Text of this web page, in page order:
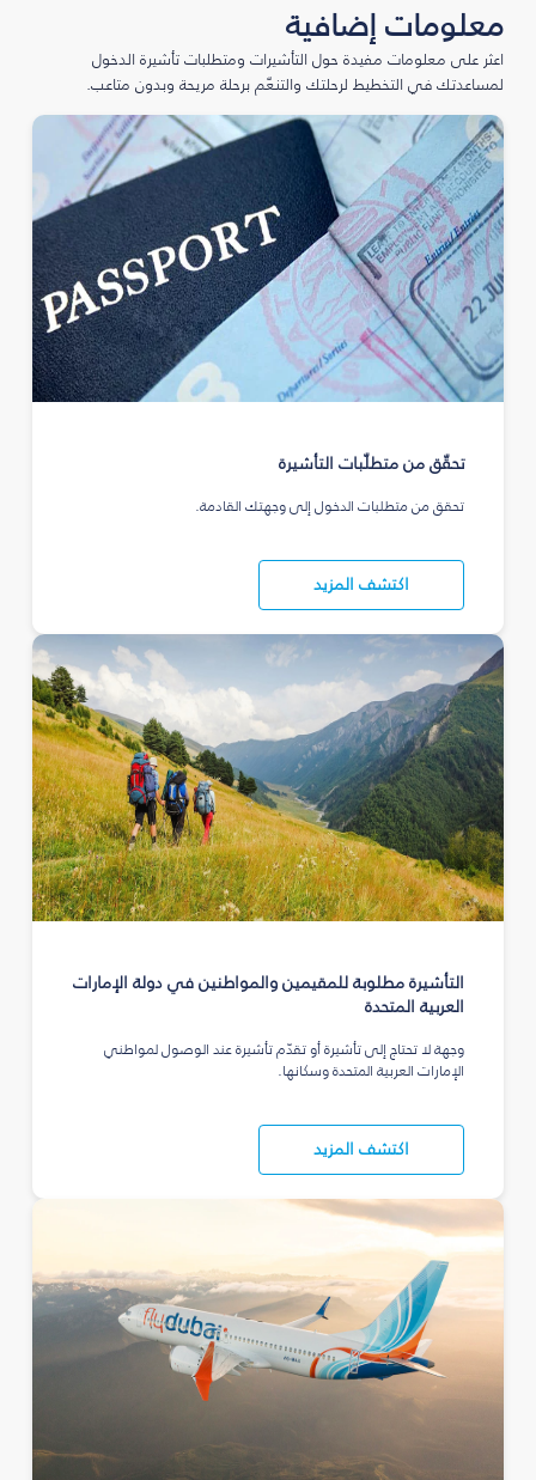
معلومات إضافية
اعثر على معلومات مفيدة حول التأشيرات ومتطلبات تأشيرة الدخول
لمساعدتك في التخطيط لرحلتك والتنعّم برحلة مريحة وبدون متاعب.
تحقّق من متطلّبات التأشيرة
تحقق من متطلبات الدخول إلى وجهتك القادمة.
اكتشف المزيد
التأشيرة مطلوبة للمقيمين والمواطنين في دولة الإمارات
العربية المتحدة
وجهة لا تحتاج إلى تأشيرة أو تقدّم تأشيرة عند الوصول لمواطني
الإمارات العربية المتحدة وسكانها.
اكتشف المزيد